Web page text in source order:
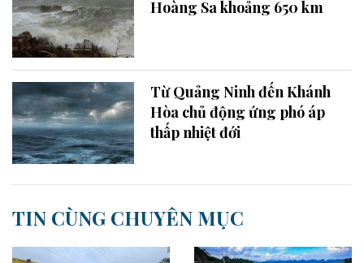
Hoàng Sa khoảng 650 km
Từ Quảng Ninh đến Khánh
Hòa chủ động ứng phó áp
thấp nhiệt đới
TIN CÙNG CHUYÊN MỤC